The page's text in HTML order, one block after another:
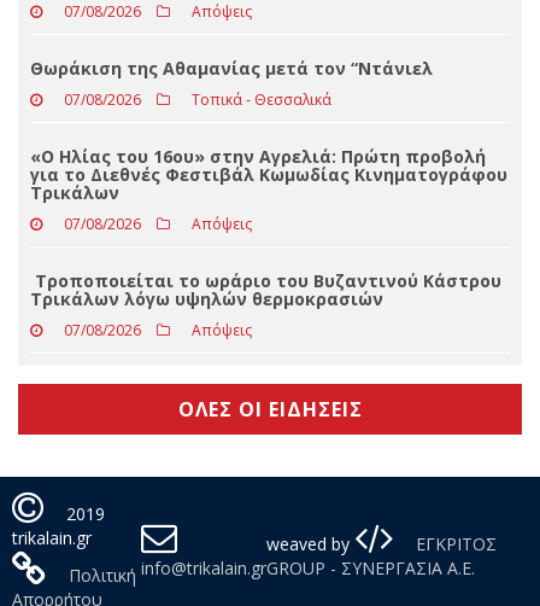
07/08/2026 Αθλητικά
«Ο Ίων» του Ευριπίδη στα Τρίκαλα το Σάββατο 22
Αυγούστου 2026 στο Φρούριο Τρικάλων
Θωράκιση της Αθαμανίας μετά τον “Ντάνιελ
για το Διεθνές Φεστιβάλ Κωμωδίας Κινηματογράφου
Τρικάλων
07/08/2026 Απόψεις
Τροποποιείται το ωράριο του Βυζαντινού Κάστρου
Τρικάλων λόγω υψηλών θερμοκρασιών
07/08/2026 Απόψεις